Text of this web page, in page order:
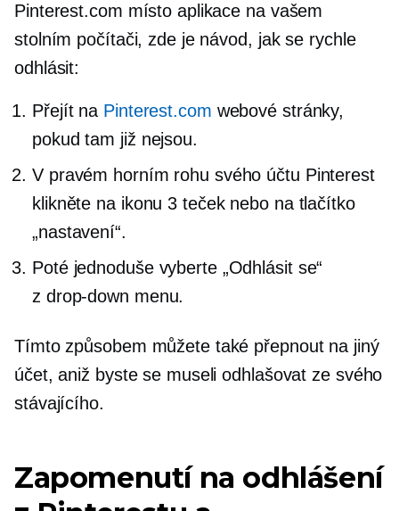
Pinterest.com místo aplikace na vašem
stolním počítači, zde je návod, jak se rychle
odhlásit:
Přejít na Pinterest.com webové stránky,
pokud tam již nejsou.
V pravém horním rohu svého účtu Pinterest
klikněte na ikonu 3 teček nebo na tlačítko
„nastavení“.
Poté jednoduše vyberte „Odhlásit se“
z drop-down menu.
Tímto způsobem můžete také přepnout na jiný
účet, aniž byste se museli odhlašovat ze svého
stávajícího.
Zapomenutí na odhlášení